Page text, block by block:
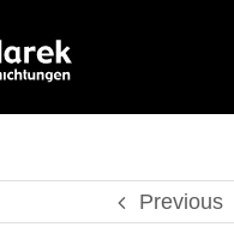
Previous